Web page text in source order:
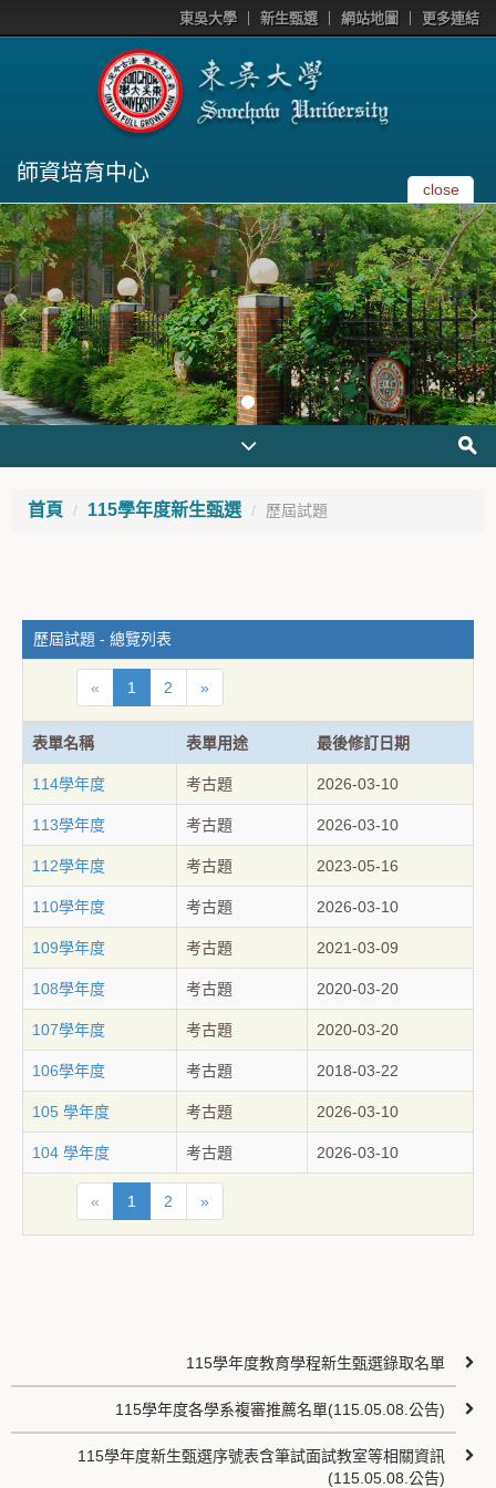
東吳大學 新生甄選 網站地圖 更多連結
師資培育中心
close
首頁 115學年度新生甄選 歷屆試題
歷屆試題 - 總覽列表
« 1 2 »
表單名稱 表單用途 最後修訂日期
114學年度 考古題 2026-03-10
113學年度 考古題 2026-03-10
112學年度 考古題 2023-05-16
110學年度 考古題 2026-03-10
109學年度 考古題 2021-03-09
108學年度 考古題 2020-03-20
107學年度 考古題 2020-03-20
106學年度 考古題 2018-03-22
105 學年度 考古題 2026-03-10
104 學年度 考古題 2026-03-10
« 1 2 »
115學年度教育學程新生甄選錄取名單
115學年度各學系複審推薦名單(115.05.08.公告)
115學年度新生甄選序號表含筆試面試教室等相關資訊
(115.05.08.公告)